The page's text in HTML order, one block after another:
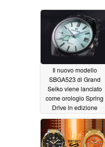
Il nuovo modello
SBGA523 di Grand
Seiko viene lanciato
come orologio Spring
Drive in edizione
limitata con quadrante
decorato con piume di
pavone06/18/2026